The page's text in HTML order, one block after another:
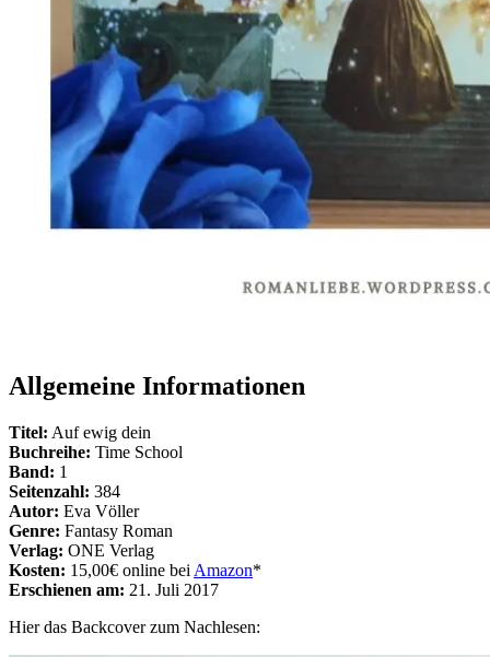
Allgemeine Informationen
Titel: Auf ewig dein
Buchreihe: Time School
Band: 1
Seitenzahl: 384
Autor: Eva Völler
Genre: Fantasy Roman
Verlag: ONE Verlag
Kosten: 15,00€ online bei Amazon*
Erschienen am: 21. Juli 2017
Hier das Backcover zum Nachlesen: